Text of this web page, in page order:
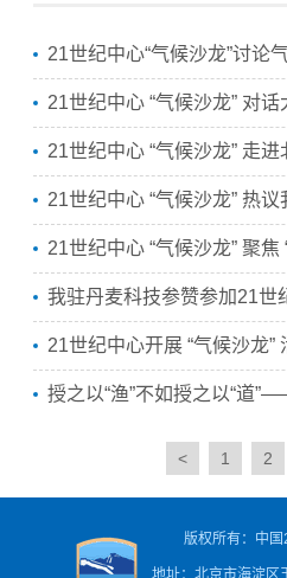
21世纪中心开展 “气候沙龙”
< 1 2
版权所有：中
地址：北京市海淀区